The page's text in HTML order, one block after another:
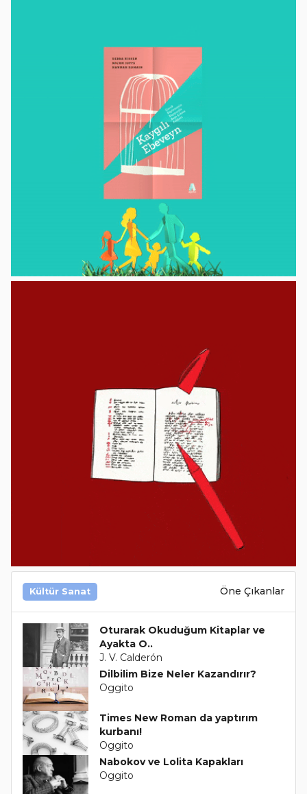
Kültür Sanat Öne Çıkanlar
Oturarak Okuduğum Kitaplar ve
Ayakta O..
J. V. Calderón
Dilbilim Bize Neler Kazandırır?
Oggito
Times New Roman da yaptırım
kurbanı!
Oggito
Nabokov ve Lolita Kapakları
Oggito